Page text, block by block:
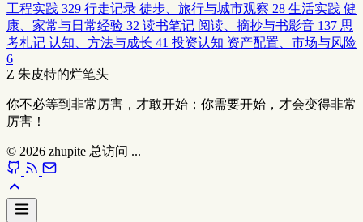
工程实践 329 行走记录 徒步、旅行与城市观察 28 生活实践 健
康、家常与日常经验 32 读书笔记 阅读、摘抄与书影音 137 思
考札记 认知、方法与成长 41 投资认知 资产配置、市场与风险
6
Z 朱皮特的烂笔头
你不必等到非常厉害，才敢开始；你需要开始，才会变得非常
厉害！
© 2026 zhupite 总访问 ...